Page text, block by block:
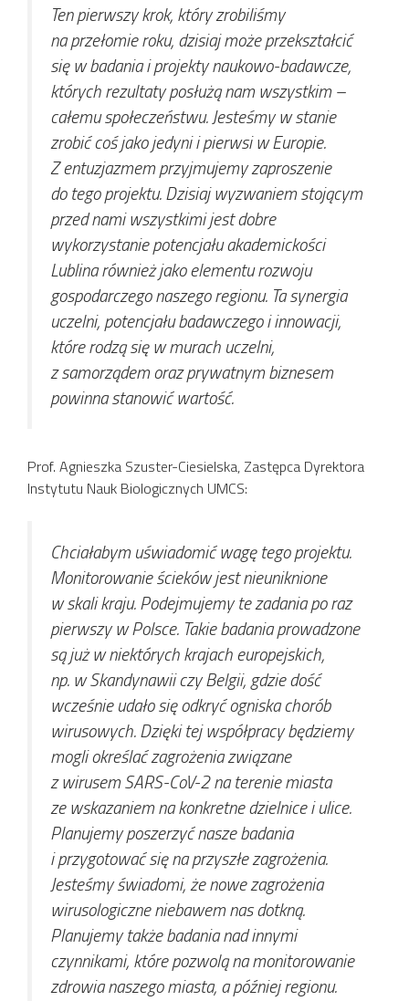
Ten pierwszy krok, który zrobiliśmy
na przełomie roku, dzisiaj może przekształcić
się w badania i projekty naukowo-badawcze,
których rezultaty posłużą nam wszystkim –
całemu społeczeństwu. Jesteśmy w stanie
zrobić coś jako jedyni i pierwsi w Europie.
Z entuzjazmem przyjmujemy zaproszenie
do tego projektu. Dzisiaj wyzwaniem stojącym
przed nami wszystkimi jest dobre
wykorzystanie potencjału akademickości
Lublina również jako elementu rozwoju
gospodarczego naszego regionu. Ta synergia
uczelni, potencjału badawczego i innowacji,
które rodzą się w murach uczelni,
z samorządem oraz prywatnym biznesem
powinna stanowić wartość.
Prof. Agnieszka Szuster-Ciesielska, Zastępca Dyrektora
Instytutu Nauk Biologicznych UMCS:
Chciałabym uświadomić wagę tego projektu.
Monitorowanie ścieków jest nieuniknione
w skali kraju. Podejmujemy te zadania po raz
pierwszy w Polsce. Takie badania prowadzone
są już w niektórych krajach europejskich,
np. w Skandynawii czy Belgii, gdzie dość
wcześnie udało się odkryć ogniska chorób
wirusowych. Dzięki tej współpracy będziemy
mogli określać zagrożenia związane
z wirusem SARS-CoV-2 na terenie miasta
ze wskazaniem na konkretne dzielnice i ulice.
Planujemy poszerzyć nasze badania
i przygotować się na przyszłe zagrożenia.
Jesteśmy świadomi, że nowe zagrożenia
wirusologiczne niebawem nas dotkną.
Planujemy także badania nad innymi
czynnikami, które pozwolą na monitorowanie
zdrowia naszego miasta, a później regionu.